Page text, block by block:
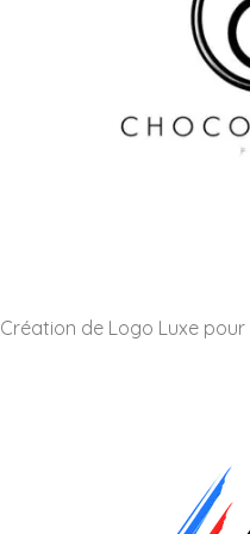
Création de Logo Luxe pour